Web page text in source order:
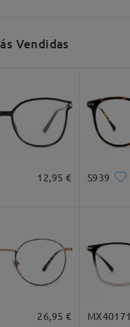
Vendidas
12,95 € S939
26,95 € MX40171